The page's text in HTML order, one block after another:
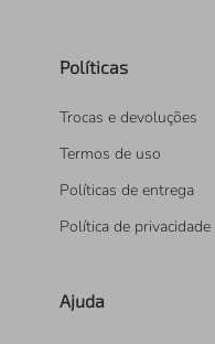
Políticas
Trocas e devoluções
Termos de uso
Políticas de entrega
Política de privacidade
Ajuda